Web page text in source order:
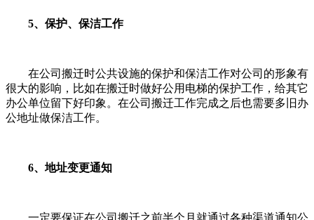
5、保护、保洁工作
在公司搬迁时公共设施的保护和保洁工作对公司的形象有
很大的影响，比如在搬迁时做好公用电梯的保护工作，给其它
办公单位留下好印象。在公司搬迁工作完成之后也需要多旧办
公地址做保洁工作。
6、地址变更通知
一定要保证在公司搬迁之前半个月就通过各种渠道通知公